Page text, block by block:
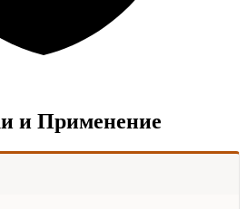
и Применение